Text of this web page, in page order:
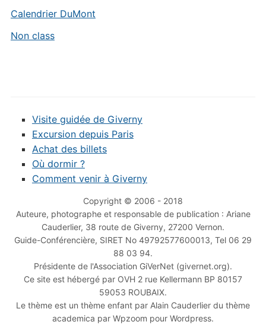
Calendrier DuMont
Non class
Visite guidée de Giverny
Excursion depuis Paris
Achat des billets
Où dormir ?
Comment venir à Giverny
Copyright © 2006 - 2018
Auteure, photographe et responsable de publication : Ariane
Cauderlier, 38 route de Giverny, 27200 Vernon.
Guide-Conférencière, SIRET No 49792577600013, Tel 06 29
88 03 94.
Présidente de l'Association GiVerNet (givernet.org).
Ce site est hébergé par OVH 2 rue Kellermann BP 80157
59053 ROUBAIX.
Le thème est un thème enfant par Alain Cauderlier du thème
academica par Wpzoom pour Wordpress.